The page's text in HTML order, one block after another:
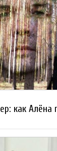
как Алёна